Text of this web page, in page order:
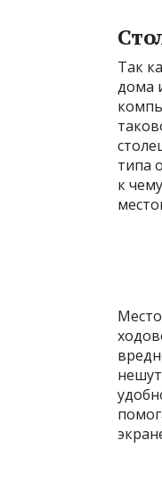
Так
дома
типа
к